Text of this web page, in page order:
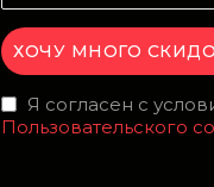
Я согласен с
Пользовательского